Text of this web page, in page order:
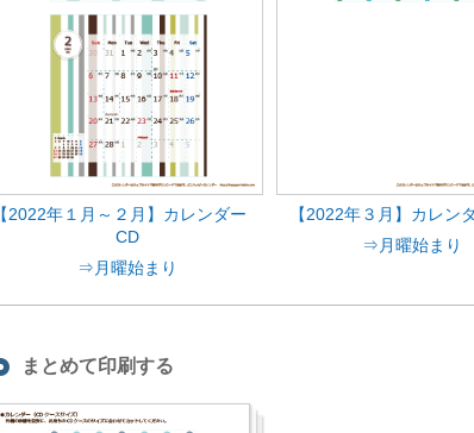
【2022年１月～２月】カレンダー
CD
⇒月曜始まり
【2022年３月】カレ
⇒月曜始まり
まとめて印刷する